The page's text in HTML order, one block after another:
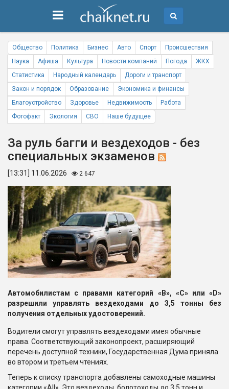
Общество Политика Бизнес Авто Спорт
Происшествия
Наука
Афиша Культура Новости компаний Погода
ЖКХ
Статистика
Народный календарь
Дороги и транспорт
Закон и порядок
Образование
Экономика и финансы
Благоустройство
Здоровье Недвижимость
Работа
Фотофакт
Экология СВО Наше будущее
За руль багги и вездеходов - без
специальных экзаменов
[13:31] 11.06.2026 2 647
Автомобилистам с правами категорий «B», «C» или «D»
разрешили управлять вездеходами до 3,5 тонны без
получения отдельных удостоверений.
Водители смогут управлять вездеходами имея обычные
права. Соответствующий законопроект, расширяющий
перечень доступной техники, Государственная Дума приняла
во втором и третьем чтениях.
Теперь к списку транспорта добавлены самоходные машины